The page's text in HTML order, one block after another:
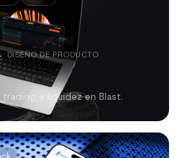
DE PRODUCTO
y liquidez en Blast.